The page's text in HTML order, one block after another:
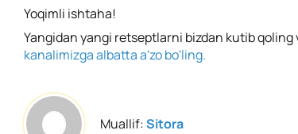
Yoqimli ishtaha!
Yangidan yangi retseptlarni bizdan kutib qoling
kanalimizga albatta a'zo bo'ling.
Muallif:Sitora